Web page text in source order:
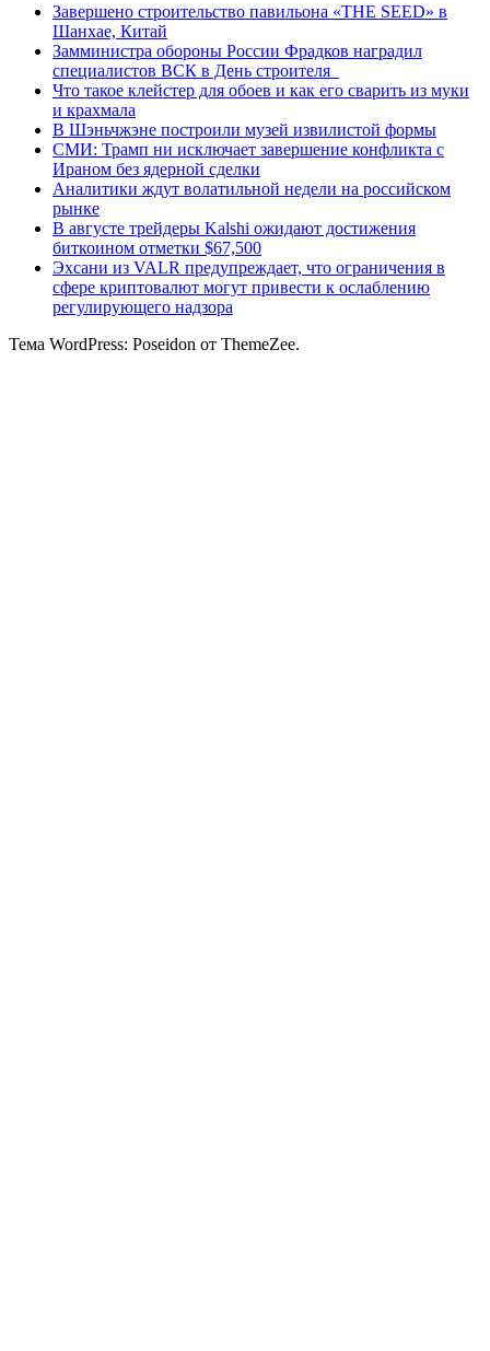
Завершено строительство павильона «THE SEED» в
Шанхае, Китай
Замминистра обороны России Фрадков наградил
специалистов ВСК в День строителя
Что такое клейстер для обоев и как его сварить из муки
и крахмала
В Шэньчжэне построили музей извилистой формы
СМИ: Трамп ни исключает завершение конфликта с
Ираном без ядерной сделки
Аналитики ждут волатильной недели на российском
рынке
В августе трейдеры Kalshi ожидают достижения
биткоином отметки $67,500
Эхсани из VALR предупреждает, что ограничения в
сфере криптовалют могут привести к ослаблению
регулирующего надзора
Тема WordPress: Poseidon от ThemeZee.